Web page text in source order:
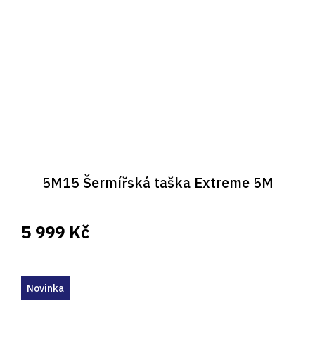
5M15 Šermířská taška Extreme 5M
5 999 Kč
Novinka